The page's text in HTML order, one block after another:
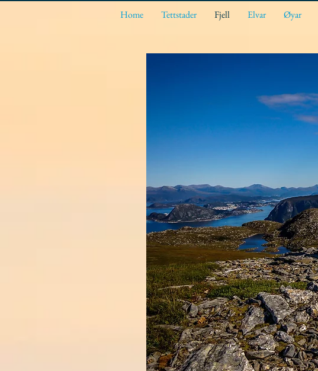
Home Tettstader Fjell Elvar Øyar